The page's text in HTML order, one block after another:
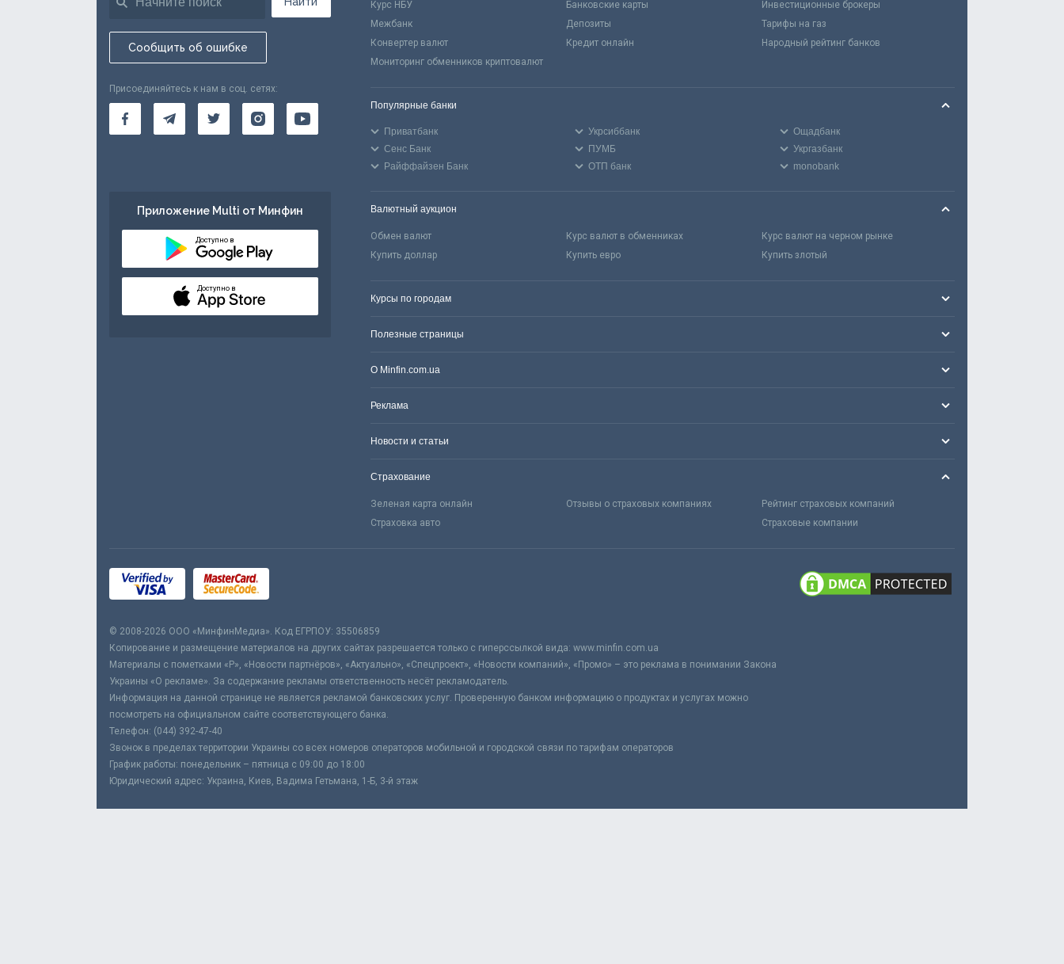
Сообщить об ошибке
Присоединяйтесь к нам в соц. сетях:
Приложение Multi от Минфин
Доступно в
Доступно в
Курс НБУ
Банковские карты
Инвестиционные брокеры
Межбанк
Депозиты
Тарифы на газ
Конвертер валют
Кредит онлайн
Народный рейтинг банков
Мониторинг обменников криптовалют
Популярные банки
Приватбанк Укрсиббанк
Ощадбанк
Сенс Банк
ПУМБ
Укргазбанк
Райффайзен Банк
ОТП банк monobank
Валютный аукцион
Обмен валют Курс валют в обменниках
Курс валют на черном рынке
Купить доллар
Купить евро Купить злотый
Курсы по городам
Полезные страницы
О Minfin.com.ua
Реклама
Новости и статьи
Страхование
Зеленая карта онлайн Отзывы о страховых компаниях
Рейтинг страховых компаний
Страховка авто
Страховые компании
© 2008-2026 ООО «МинфинМедиа». Код ЕГРПОУ: 35506859
Копирование и размещение материалов на других сайтах разрешается только с гиперссылкой вида: www.minfin.com.ua
Материалы с пометками «Р», «Новости партнёров», «Актуально», «Спецпроект», «Новости компаний», «Промо» – это реклама в понимании Закона
Украины «О рекламе». За содержание рекламы ответственность несёт рекламодатель.
Информация на данной странице не является рекламой банковских услуг. Проверенную банком информацию о продуктах и услугах можно
посмотреть на официальном сайте соответствующего банка.
Телефон: (044) 392-47-40
Звонок в пределах территории Украины со всех номеров операторов мобильной и городской связи по тарифам операторов
График работы: понедельник – пятница с 09:00 до 18:00
Юридический адрес: Украина, Киев, Вадима Гетьмана, 1-Б, 3-й этаж